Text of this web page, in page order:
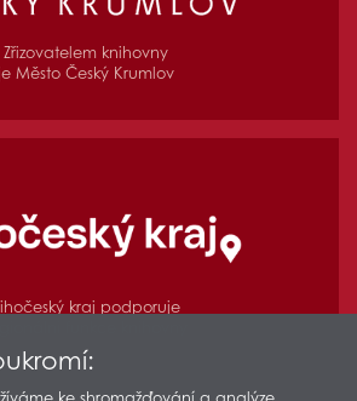
Zřizovatelem knihovny
Město Český Krumlov
kraj podporuje